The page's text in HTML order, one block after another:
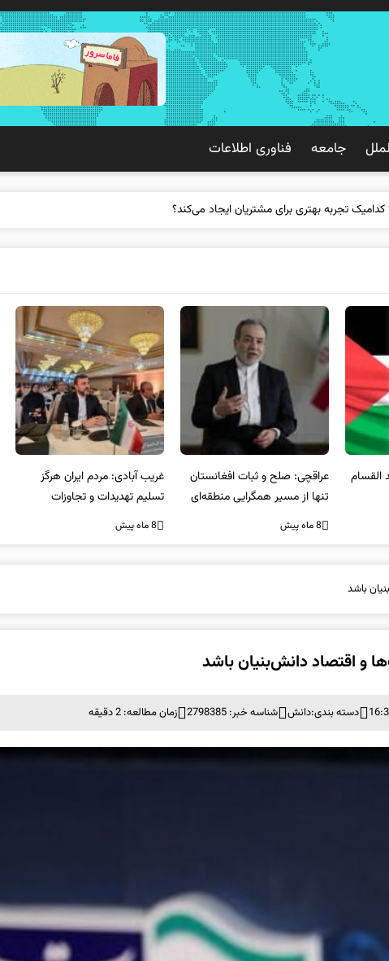
جامعه فناوری اطلاعات
کدامیک تجربه بهتری برای مشتریان ایجاد می‌کند؟
غریب آبادی: مردم ایران هرگز
تسلیم تهدیدات و تجاوزات
نخواهند شد و متحد و منسجم
8 ماه پیش
واکنش ایران به حمله خشونت
آمیز در سیدنی استرالیا
8 ماه پیش
باشد
و اقتصاد دانش‌بنیان باشد
دسته بندی:دانش شناسه خبر: 2798385 زمان مطالعه: 2 دقیقه